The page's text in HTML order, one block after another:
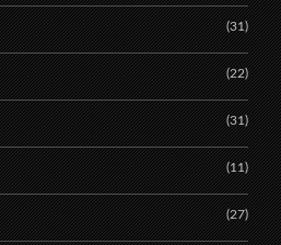
(31)
(22)
(31)
(11)
(27)